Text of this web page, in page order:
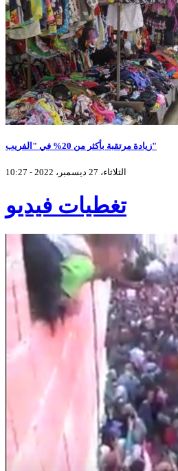
زيادة مرتقبة بأكثر من 20% في "الفريب"
الثلاثاء، 27 ديسمبر، 2022 - 10:27
تغطيات فيديو